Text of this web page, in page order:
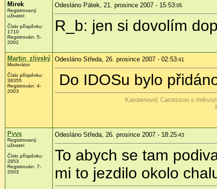
Mirek
Registrovaný
uživatel
Číslo příspěvku:
1710
Registrován: 5-
2002
Odesláno Pátek, 21. prosince 2007 - 15:53:05
R_b: jen si dovolím
Martin_zlivský
Moderátor
Číslo příspěvku:
38355
Registrován: 4-
2003
Odesláno Středa, 26. prosince 2007 - 02:53:41
Do IDOSu bylo
Karotenovič Carotsson s
Pvvs
Registrovaný
uživatel
Číslo příspěvku:
2853
Registrován: 7-
2003
Odesláno Středa, 26. prosince 2007 - 18:25:43
To abych se tam
mi to jezdilo okolo